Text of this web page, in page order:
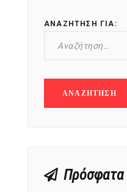
ΑΝΑΖΉΤΗΣΗ ΓΙΑ:
Πρόσφατα